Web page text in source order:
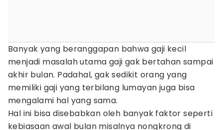
Banyak yang beranggapan bahwa gaji kecil
menjadi masalah utama gaji gak bertahan sampai
akhir bulan. Padahal, gak sedikit orang yang
memiliki gaji yang terbilang lumayan juga bisa
mengalami hal yang sama.
Hal ini bisa disebabkan oleh banyak faktor seperti
kebiasaan awal bulan misalnya nongkrong di